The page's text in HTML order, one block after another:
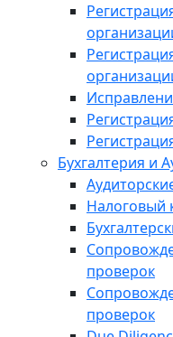
Бухгалтерия и
Налоговый
проверок
проверок